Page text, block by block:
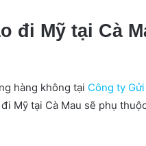
đi Mỹ tại Cà
hàng không tại Công ty
Mỹ tại Cà Mau sẽ phụ